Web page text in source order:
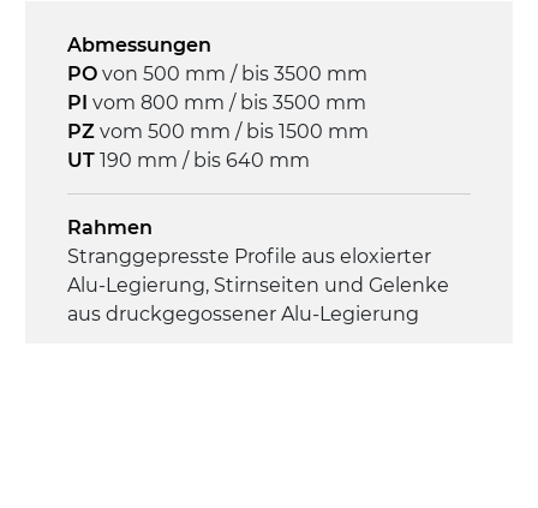
Steuerung
On/Off, E-Stopp, Motor-
Überlastungsschutz
Abmessungen
PO von 500 mm / bis 3500 mm
PI vom 800 mm / bis 3500 mm
PZ vom 500 mm / bis 1500 mm
UT 190 mm / bis 640 mm
Rahmen
Stranggepresste Profile aus eloxierter
Alu-Legierung, Stirnseiten und Gelenke
aus druckgegossener Alu-Legierung